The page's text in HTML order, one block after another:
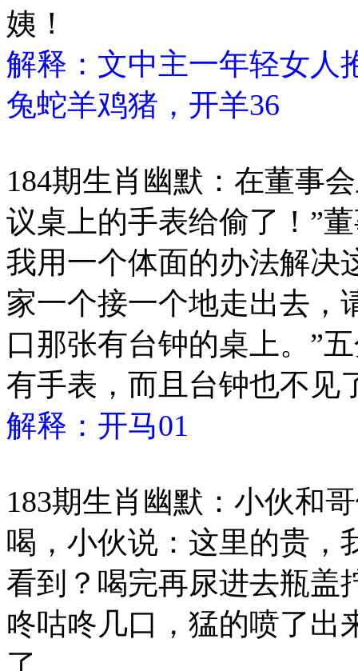
姨！
解释：文中主一年轻女人
兔蛇羊鸡猪，开羊36
184期生肖幽默：在董事
议桌上的手表给偷了！”
我用一个体面的办法解决
家一个接一个地走出去，
口那张有台钟的桌上。”
有手表，而且台钟也不见
解释：开马01
183期生肖幽默：小伙和
喝，小伙说：这里的贵，
看到？喝完再尿进去瓶盖
咚咕咚几口，猛的喷了出